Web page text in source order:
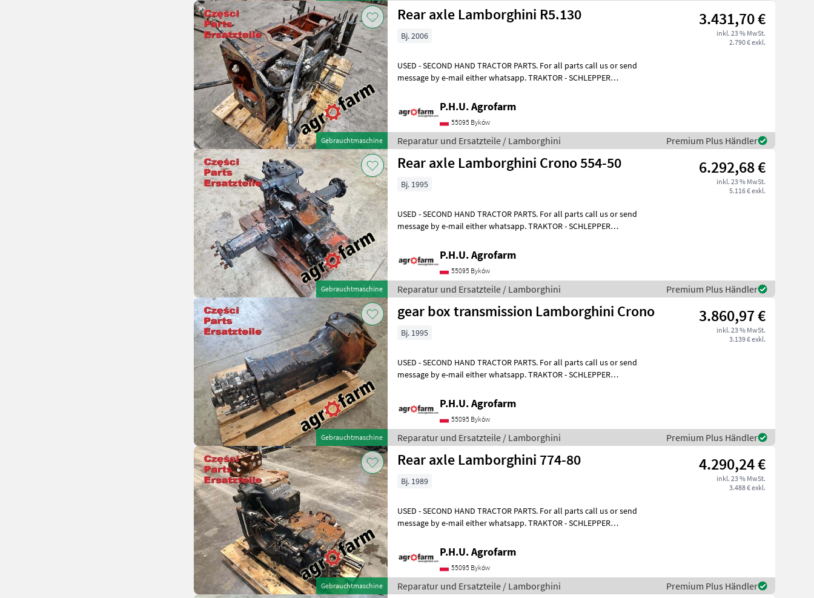
Gebrauchtmaschine
Rear axle Lamborghini R5.130 3.431,70 €
inkl. 23 % MwSt.
2.790 € exkl.
Bj. 2006
USED - SECOND HAND TRACTOR PARTS. For all parts call us or send
message by e-mail either whatsapp. TRAKTOR - SCHLEPPER
P.H.U. Agrofarm
55095 Byków
Reparatur und Ersatzteile / Lamborghini Premium Plus Händler
Gebrauchtmaschine
Rear axle Lamborghini Crono 554-50 6.292,68 €
inkl. 23 % MwSt.
5.116 € exkl.
Bj. 1995
USED - SECOND HAND TRACTOR PARTS. For all parts call us or send
message by e-mail either whatsapp. TRAKTOR - SCHLEPPER
P.H.U. Agrofarm
55095 Byków
Reparatur und Ersatzteile / Lamborghini Premium Plus Händler
Gebrauchtmaschine
gear box transmission Lamborghini Crono 3.860,97 €
inkl. 23 % MwSt.
3.139 € exkl.
Bj. 1995
USED - SECOND HAND TRACTOR PARTS. For all parts call us or send
message by e-mail either whatsapp. TRAKTOR - SCHLEPPER
P.H.U. Agrofarm
55095 Byków
Reparatur und Ersatzteile / Lamborghini Premium Plus Händler
Gebrauchtmaschine
Rear axle Lamborghini 774-80 4.290,24 €
inkl. 23 % MwSt.
3.488 € exkl.
Bj. 1989
USED - SECOND HAND TRACTOR PARTS. For all parts call us or send
message by e-mail either whatsapp. TRAKTOR - SCHLEPPER
P.H.U. Agrofarm
55095 Byków
Reparatur und Ersatzteile / Lamborghini Premium Plus Händler